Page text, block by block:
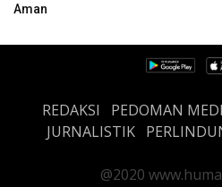
Aman
REDAKSI PEDOMAN
JURNALISTIK
@2020